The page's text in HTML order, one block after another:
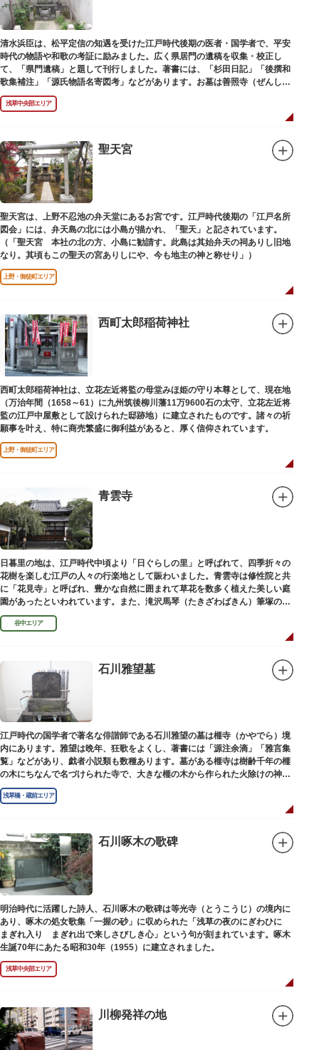
清水浜臣は、松平定信の知遇を受けた江戸時代後期の医者・国学者で、平安
時代の物語や和歌の考証に励みました。広く県居門の遺稿を収集・校正し
て、「県門遺稿」と題して刊行しました。著書には、「杉田日記」「後撰和
歌集補注」「源氏物語名寄図考」などがあります。お墓は善照寺（ぜんしょ
うじ）境内にあります。
浅草中央部エリア
聖天宮
聖天宮は、上野不忍池の弁天堂にあるお宮です。江戸時代後期の「江戸名所
図会」には、弁天島の北には小島が描かれ、「聖天」と記されています。
（「聖天宮 本社の北の方、小島に勧請す。此島は其始弁天の祠ありし旧地
なり。其頃もこの聖天の宮ありしにや、今も地主の神と称せり」）
上野・御徒町エリア
西町太郎稲荷神社
西町太郎稲荷神社は、立花左近将監の母堂みほ姫の守り本尊として、現在地
（万治年間（1658～61）に九州筑後柳川藩11万9600石の太守、立花左近将
監の江戸中屋敷として設けられた邸跡地）に建立されたものです。諸々の祈
願事を叶え、特に商売繁盛に御利益があると、厚く信仰されています。
上野・御徒町エリア
青雲寺
日暮里の地は、江戸時代中頃より「日ぐらしの里」と呼ばれて、四季折々の
花樹を楽しむ江戸の人々の行楽地として賑わいました。青雲寺は修性院と共
に「花見寺」と呼ばれ、豊かな自然に囲まれて草花を数多く植えた美しい庭
園があったといわれています。また、滝沢馬琴（たきざわばきん）筆塚の碑
があります。
谷中エリア
石川雅望墓
江戸時代の国学者で著名な俳諧師である石川雅望の墓は榧寺（かやでら）境
内にあります。雅望は晩年、狂歌をよくし、著書には「源注余滴」「雅言集
覧」などがあり、戯者小説類も数種あります。墓がある榧寺は樹齢千年の榧
の木にちなんで名づけられた寺で、大きな榧の木から作られた火除けの神、
秋葉権現で知られています。
浅草橋・蔵前エリア
石川啄木の歌碑
明治時代に活躍した詩人、石川啄木の歌碑は等光寺（とうこうじ）の境内に
あり、啄木の処女歌集「一握の砂」に収められた「浅草の夜のにぎわひに
まぎれ入り まぎれ出で来しさびしき心」という句が刻まれています。啄木
生誕70年にあたる昭和30年（1955）に建立されました。
浅草中央部エリア
川柳発祥の地